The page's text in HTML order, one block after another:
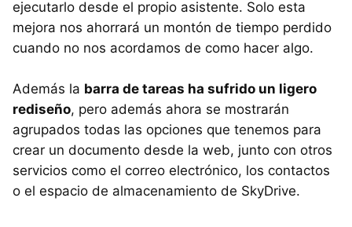
ejecutarlo desde el propio asistente. Solo esta
mejora nos ahorrará un montón de tiempo perdido
cuando no nos acordamos de como hacer algo.
Además la barra de tareas ha sufrido un ligero
rediseño, pero además ahora se mostrarán
agrupados todas las opciones que tenemos para
crear un documento desde la web, junto con otros
servicios como el correo electrónico, los contactos
o el espacio de almacenamiento de SkyDrive.